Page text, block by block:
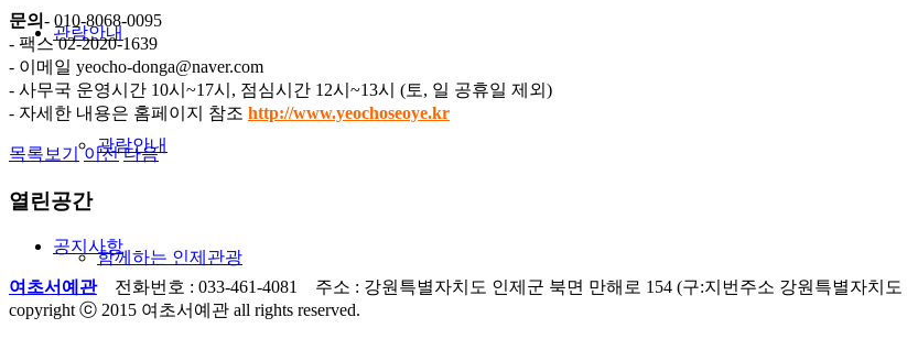
관람안내
관람안내
함께하는 인제관광
문의 - 010-8068-0095
- 팩스 02-2020-1639
- 이메일 yeocho-donga@naver.com
- 사무국 운영시간 10시~17시, 점심시간 12시~13시 (토, 일 공휴일 제외)
- 자세한 내용은 홈페이지 참조 http://www.yeochoseoye.kr
목록보기 이전 다음
열린공간
공지사항
여초서예관전화번호 : 033-461-4081 주소 : 강원특별자치도 인제군 북면 만해로 154 (구:지번주소 강원특별자치도
copyright ⓒ 2015 여초서예관 all rights reserved.